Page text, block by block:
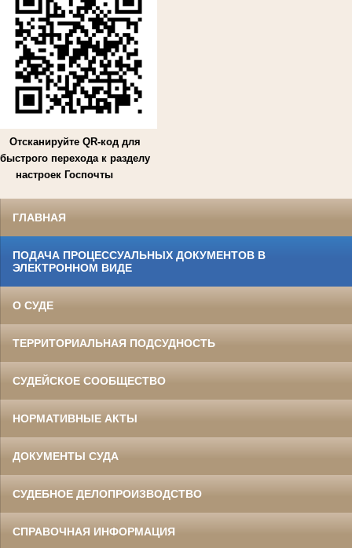
Отсканируйте QR-код для
быстрого перехода к разделу
настроек Госпочты
ГЛАВНАЯ
ПОДАЧА ПРОЦЕССУАЛЬНЫХ ДОКУМЕНТОВ В
ЭЛЕКТРОННОМ ВИДЕ
О СУДЕ
ТЕРРИТОРИАЛЬНАЯ ПОДСУДНОСТЬ
СУДЕЙСКОЕ СООБЩЕСТВО
НОРМАТИВНЫЕ АКТЫ
ДОКУМЕНТЫ СУДА
СУДЕБНОЕ ДЕЛОПРОИЗВОДСТВО
СПРАВОЧНАЯ ИНФОРМАЦИЯ